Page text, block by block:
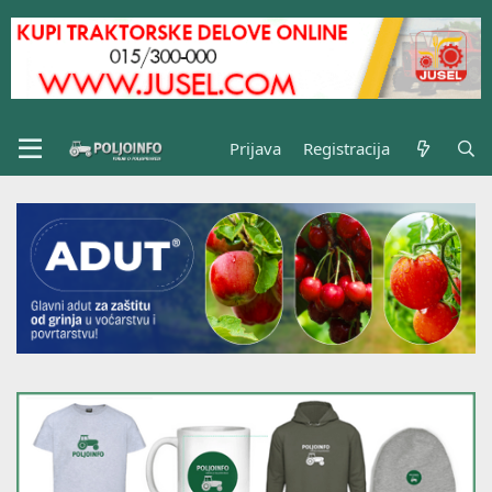
Prijava Registracija